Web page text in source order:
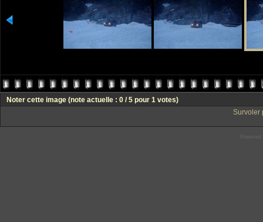
Noter cette image (note actuelle : 0 / 5 pour 1 votes)
Survoler